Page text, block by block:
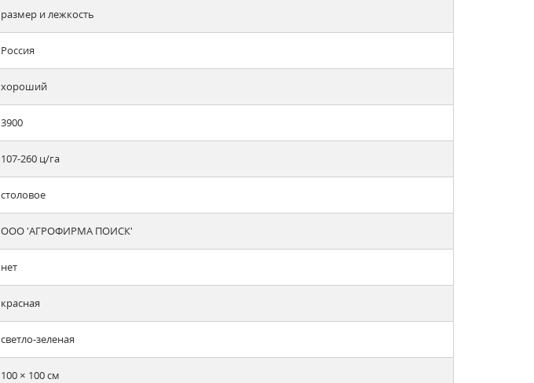
размер и лежкость
Россия
хороший
3900
107-260 ц/га
столовое
ООО 'АГРОФИРМА ПОИСК'
нет
красная
светло-зеленая
100 × 100 см